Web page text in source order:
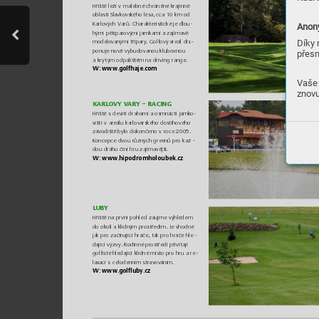
Díky
Hřiště leží v mal ebné chráněné krajinné
oblasti Slavkovského lesa, cca 10 km od
Karlových Varů. Charakteristické je d lou ‑
hými pětiparovými jamkami a zajímavě
modelovanými třípary. Golfový areál dis ‑
ponuje nově vybudovanou klubovnou
akrytým odpalištěm na driving range.
W: www.golfhaje.com
KARLOVY VARY – RACING
Hřiště sdevíti drahami a osmnácti jamko‑
višti v areálu karlovarského dostihového
závodiště bylo dokončeno v roce 2005.
Koncepce dvou různých greenů pro kaž ‑
dou dráhu činí hru zajímavější.
W: www.hipodromholoubek.cz
LUBY
Hřiště na první pohl ed zaujme výhled em
do okolí a klidným prostředím. Je vhodné
jak pro začínající hráče, tak pro hráče hle ‑
dající výzvy. Rodinné prostředí přivítají
golfisté hledající klidné místo pro hru a re‑
laxaci s celodenním stravováním.
W: www.golfluby.cz